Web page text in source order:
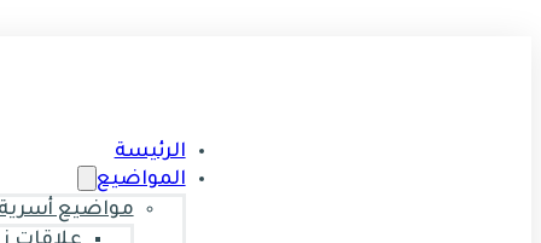
الرئيسة
المواضيع
مواضيع